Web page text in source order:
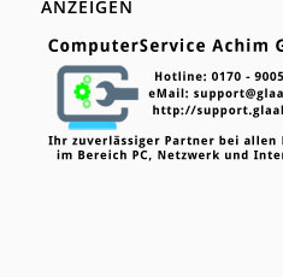
ANZEIGEN